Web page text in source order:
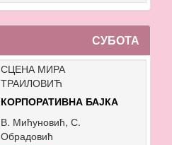
СУБОТА
СЦЕНА МИРА
ТРАИЛОВИЋ
КОРПОРАТИВНА БАЈКА
В. Мићуновић, С.
Обрадовић